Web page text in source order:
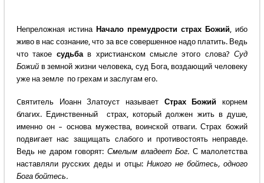
Непреложная истина Начало премудрости страх Божий, ибо
живо в нас сознание, что за все совершенное надо платить. Ведь
что такое судьбав христианском смысле этого слова?Суд
Божий в земной жизни человека, суд Бога, воздающий человеку
уже на земле по грехам и заслугам его.
Cвятитель Иоанн Златоуст называет Страх Божий корнем
благих. Единственный страх, который должен жить в душе,
именно он – основа мужества, воинской отваги. Страх божий
подвигает нас защищать слабого и противостоять неправде.
Ведь не даром говорят: Смелым владеет Бог. С малолетства
наставляли русских деды и отцы: Никого не бойтесь, одного
Бога бойтесь.